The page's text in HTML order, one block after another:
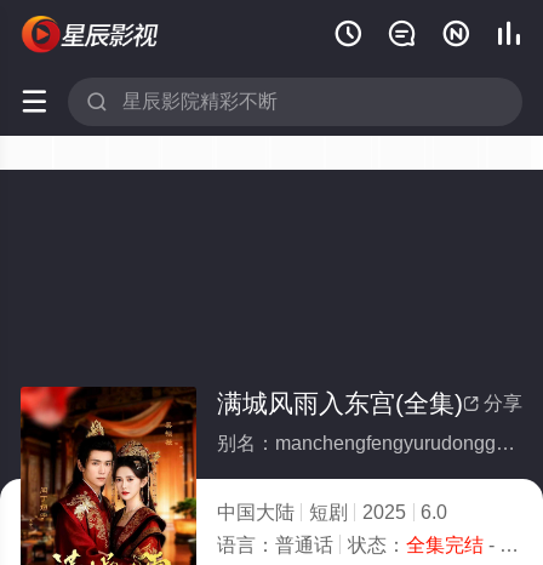
   
 
 分享
满城风雨入东宫(全集)
别名：manchengfengyurudonggong
中国大陆 短剧 2025
6.0
语言： 普通话 状态： 全集完结- 免费在线观看